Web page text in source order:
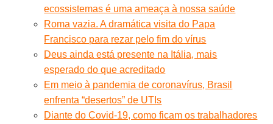
ecossistemas é uma ameaça à nossa saúde
Roma vazia. A dramática visita do Papa
Francisco para rezar pelo fim do vírus
Deus ainda está presente na Itália, mais
esperado do que acreditado
Em meio à pandemia de coronavírus, Brasil
enfrenta “desertos” de UTIs
Diante do Covid-19, como ficam os trabalhadores